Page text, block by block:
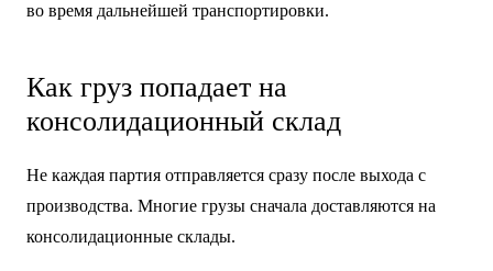
во время дальнейшей транспортировки.
Как груз попадает на
консолидационный склад
Не каждая партия отправляется сразу после выхода с
производства. Многие грузы сначала доставляются на
консолидационные склады.